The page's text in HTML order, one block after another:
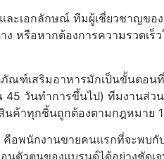
ละเอกลักษณ์ ทีมผู้เชี่ยวชาญขอ
หรือหากต้องการความรวดเร็
ณฑ์เสริมอาหารมักเป็นขั้นตอน
วันทำการขึ้นไป) ทีมงานส่ว
ค้าทุกชิ้นถูกต้องตามกฎหมาย
คือพนักงานขายคนแรกที่จะพบ
วตนของแบรนด์ได้อย่างชัดเจ